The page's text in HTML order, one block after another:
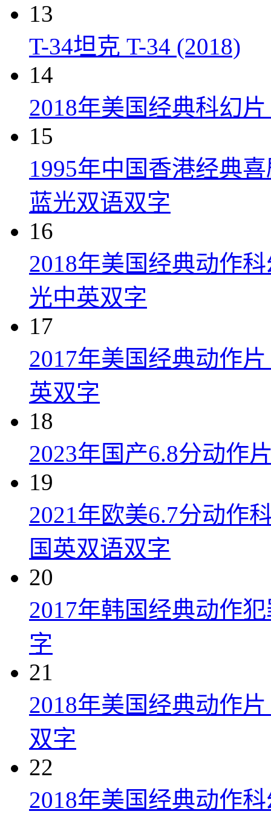
13
T-34坦克 T-34 (2018)
14
2018年美国经典科幻
15
1995年中国香港经典
蓝光双语双字
16
2018年美国经典动作
光中英双字
17
2017年美国经典动作
英双字
18
2023年国产6.8分动作
19
2021年欧美6.7分动作
国英双语双字
20
2017年韩国经典动作
字
21
2018年美国经典动作
双字
22
2018年美国经典动作